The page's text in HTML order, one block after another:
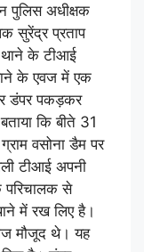
पुलिस अधीक्षक
सुरेंद्र प्रताप
थाने के टीआई
के एवज में एक
डंपर पकड़कर
कि बीते 31
वसोना डैम पर
टीआई अपनी
परिचालक से
में रख लिए है।
मौजूद थे। यह